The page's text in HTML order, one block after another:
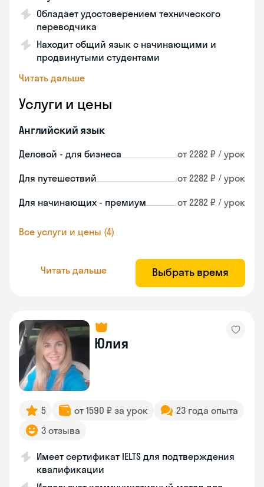
Обладает удостоверением технического
переводчика
Находит общий язык с начинающими и
продвинутыми студентами
Читать дальше
Услуги и цены
Английский язык
Деловой - для бизнеса от 2282 ₽ / урок
Для путешествий от 2282 ₽ / урок
Для начинающих - премиум от 2282 ₽ / урок
Все услуги и цены (4)
Читать дальше Выбрать время
Юлия
5 от 1590 ₽ за урок
23 года опыта
3 отзыва
Имеет сертификат IELTS для подтверждения
квалификации